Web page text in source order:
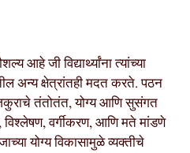
आहे जी विद्यार्थ्यांना त्यांच्या
अन्य क्षेत्रांतही मदत करते. पठन
तंतोतंत, योग्य आणि सुसंगत
वर्गीकरण, आणि मते मांडणे
योग्य विकासामुळे व्यक्तीचे